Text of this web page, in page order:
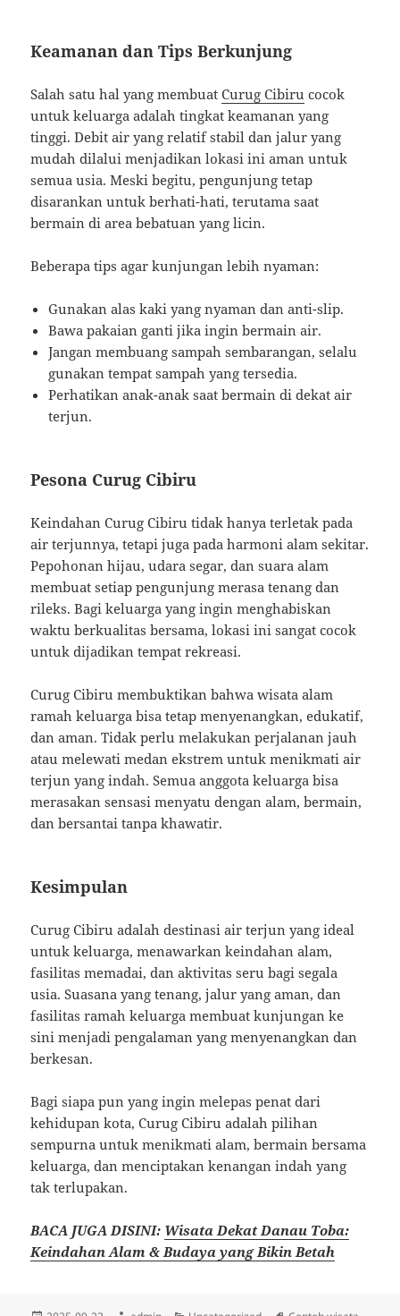
Keamanan dan Tips Berkunjung
Salah satu hal yang membuatCurug Cibiru cocok
untuk keluarga adalah tingkat keamanan yang
tinggi. Debit air yang relatif stabil dan jalur yang
mudah dilalui menjadikan lokasi ini aman untuk
semua usia. Meski begitu, pengunjung tetap
disarankan untuk berhati-hati, terutama saat
bermain di area bebatuan yang licin.
Beberapa tips agar kunjungan lebih nyaman:
Gunakan alas kaki yang nyaman dan anti-slip.
Bawa pakaian ganti jika ingin bermain air.
Jangan membuang sampah sembarangan, selalu
gunakan tempat sampah yang tersedia.
Perhatikan anak-anak saat bermain di dekat air
terjun.
Pesona Curug Cibiru
Keindahan Curug Cibiru tidak hanya terletak pada
air terjunnya, tetapi juga pada harmoni alam sekitar.
Pepohonan hijau, udara segar, dan suara alam
membuat setiap pengunjung merasa tenang dan
rileks. Bagi keluarga yang ingin menghabiskan
waktu berkualitas bersama, lokasi ini sangat cocok
untuk dijadikan tempat rekreasi.
Curug Cibiru membuktikan bahwa wisata alam
ramah keluarga bisa tetap menyenangkan, edukatif,
dan aman. Tidak perlu melakukan perjalanan jauh
atau melewati medan ekstrem untuk menikmati air
terjun yang indah. Semua anggota keluarga bisa
merasakan sensasi menyatu dengan alam, bermain,
dan bersantai tanpa khawatir.
Kesimpulan
Curug Cibiru adalah destinasi air terjun yang ideal
untuk keluarga, menawarkan keindahan alam,
fasilitas memadai, dan aktivitas seru bagi segala
usia. Suasana yang tenang, jalur yang aman, dan
fasilitas ramah keluarga membuat kunjungan ke
sini menjadi pengalaman yang menyenangkan dan
berkesan.
Bagi siapa pun yang ingin melepas penat dari
kehidupan kota, Curug Cibiru adalah pilihan
sempurna untuk menikmati alam, bermain bersama
keluarga, dan menciptakan kenangan indah yang
tak terlupakan.
BACA JUGA DISINI: Wisata Dekat Danau Toba:
Keindahan Alam & Budaya yang Bikin Betah